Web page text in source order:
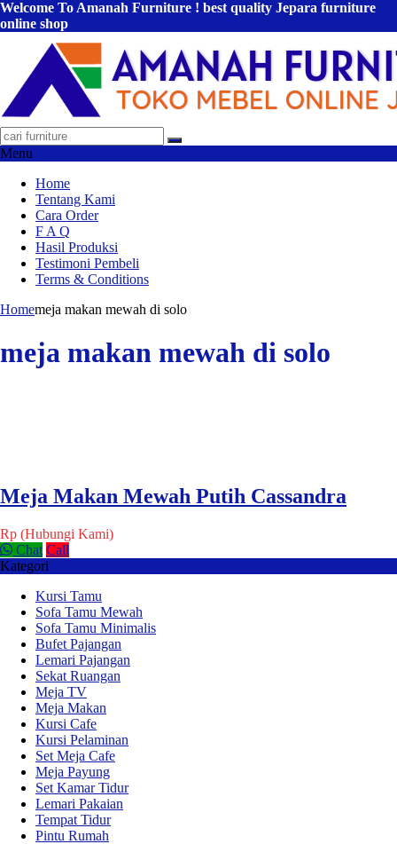
Welcome To Amanah Furniture ! best quality Jepara furniture
online shop
Menu
Home
Tentang Kami
Cara Order
F A Q
Hasil Produksi
Testimoni Pembeli
Terms & Conditions
Homemeja makan mewah di solo
meja makan mewah di solo
Meja Makan Mewah Putih Cassandra
Rp (Hubungi Kami)
Chat Call
Kategori
Kursi Tamu
Sofa Tamu Mewah
Sofa Tamu Minimalis
Bufet Pajangan
Lemari Pajangan
Sekat Ruangan
Meja TV
Meja Makan
Kursi Cafe
Kursi Pelaminan
Set Meja Cafe
Meja Payung
Set Kamar Tidur
Lemari Pakaian
Tempat Tidur
Pintu Rumah